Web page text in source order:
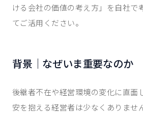
ける会社の価値の考え方」を自社で
てご活用ください。
背景｜なぜいま重要なのか
後継者不在や経営環境の変化に直面
安を抱える経営者は少なくありませ